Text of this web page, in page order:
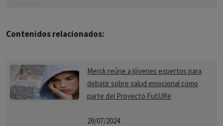
Contenidos relacionados:
Merck reúne a jóvenes expertos para
debatir sobre salud emocional como
parte del Proyecto FutURe
29/07/2024